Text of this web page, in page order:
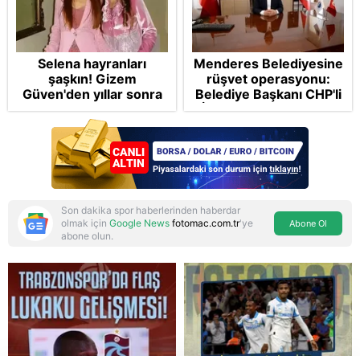
Reddet
Selena hayranları
şaşkın! Gizem
Güven'den yıllar sonra
gelen Cansu Demirci
itirafı! "Konuşmuyoruz"
Menderes Belediyesine
rüşvet operasyonu:
Belediye Başkanı CHP'li
İlkay Çiçek tutuklandı
Son dakika spor haberlerinden haberdar
olmak için Google News fotomac.com.tr'ye
abone olun.
Abone Ol